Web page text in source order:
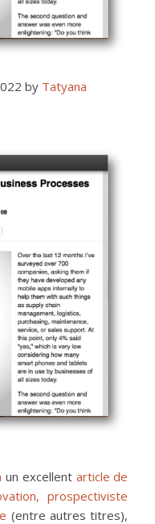
by Tatyana
un excellent article de
prospectiviste
(entre autres titres),